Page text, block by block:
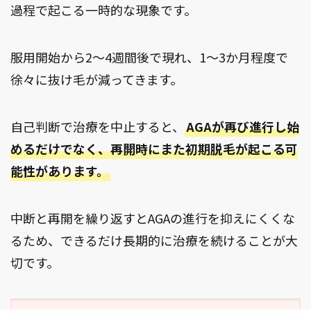
過程で起こる一時的な現象です。
服用開始から2～4週間後で現れ、1～3か月程度で
徐々に抜け毛が減ってきます。
自己判断で治療を中止すると、 AGAが再び進行し始
めるだけでなく、再開時にまた初期脱毛が起こる可
能性があります。
中断と再開を繰り返すとAGAの進行を抑えにくくな
るため、できるだけ長期的に治療を続けることが大
切です。